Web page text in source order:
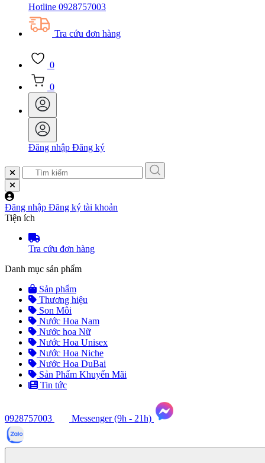
Hotline 0928757003
Tra cứu đơn hàng
0
0
Đăng nhập Đăng ký
Đăng nhập Đăng ký tài khoản
Tiện ích
Tra cứu đơn hàng
Danh mục sản phẩm
Sản phẩm
Thương hiệu
Son Môi
Nước Hoa Nam
Nước hoa Nữ
Nước Hoa Unisex
Nước Hoa Niche
Nước Hoa DuBai
Sản Phẩm Khuyến Mãi
Tin tức
0928757003
Messenger (9h - 21h)
Tư
vấn
ngay